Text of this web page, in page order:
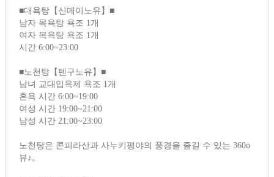
■대욕탕【신메이노유】■
남자 목욕탕 욕조 1개
여자 목욕탕 욕조 1개
시간 6:00~23:00
■노천탕【텐구노유】■
남녀 교대입욕제 욕조 1개
혼욕 시간 6:00~19:00
여성 시간 19:00~21:00
남성 시간 21:00~23:00
노천탕은 콘피라산과 사누키평야의 풍경을 즐길 수 있는 360о
뷰♪。